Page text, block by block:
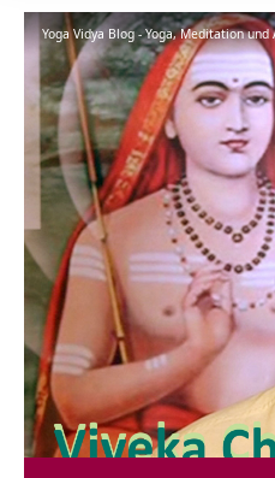
Yoga Vidya Blog - Yoga, Meditation und